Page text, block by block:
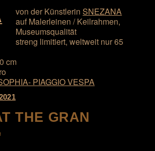
von der KünstlerinSNEZANA
auf Malerleinen / Keilrahmen,
Museumsqualität
streng limitiert, weltweit nur 65
cm
PIAGGIO VESPA
THE GRAN